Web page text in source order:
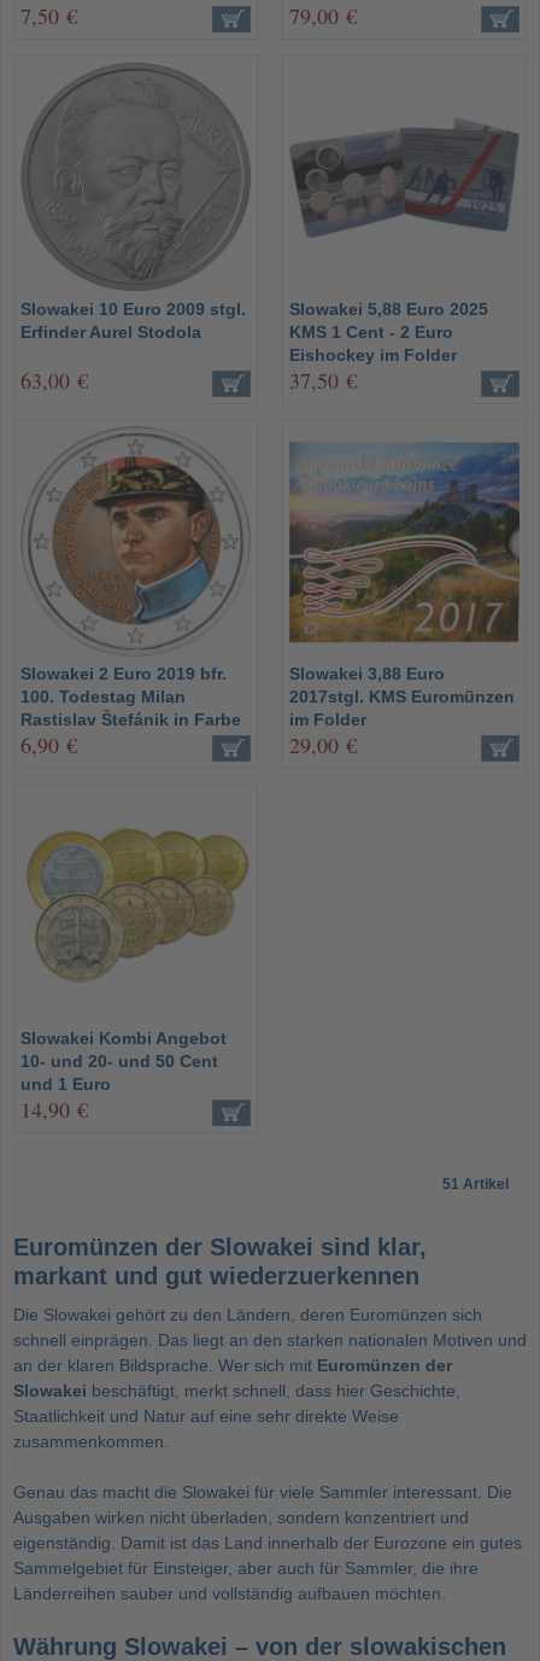
7,50 € 79,00 €
Slowakei 10 Euro 2009 stgl.
Erfinder Aurel Stodola
63,00 €
Slowakei 5,88 Euro 2025
KMS 1 Cent - 2 Euro
Eishockey im Folder
37,50 €
Slowakei 2 Euro 2019 bfr.
100. Todestag Milan
Rastislav Štefánik in Farbe
6,90 €
Slowakei 3,88 Euro
2017stgl. KMS Euromünzen
im Folder
29,00 €
Slowakei Kombi Angebot
10- und 20- und 50 Cent
und 1 Euro
14,90 €
51 Artikel
Euromünzen der Slowakei sind klar,
markant und gut wiederzuerkennen
Die Slowakei gehört zu den Ländern, deren Euromünzen sich
schnell einprägen. Das liegt an den starken nationalen Motiven und
an der klaren Bildsprache. Wer sich mit Euromünzen der
Slowakei beschäftigt, merkt schnell, dass hier Geschichte,
Staatlichkeit und Natur auf eine sehr direkte Weise
zusammenkommen.
Genau das macht die Slowakei für viele Sammler interessant. Die
Ausgaben wirken nicht überladen, sondern konzentriert und
eigenständig. Damit ist das Land innerhalb der Eurozone ein gutes
Sammelgebiet für Einsteiger, aber auch für Sammler, die ihre
Länderreihen sauber und vollständig aufbauen möchten.
Währung Slowakei – von der slowakischen